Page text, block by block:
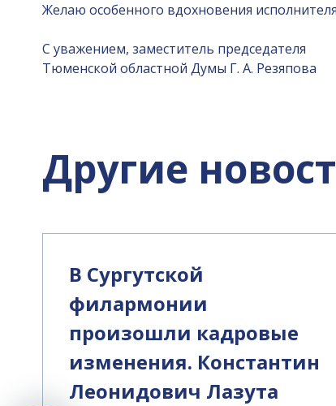
Желаю особенного вдохновения
С уважением, заместитель председателя
Тюменской областной Думы Г. А. Резяпова
Другие
В Сургутской
филармонии
произошли кадровые
изменения. Константин
Леонидович Лазута